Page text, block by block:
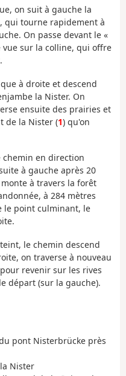
on suit à gauche la
qui tourne rapidement à
On passe devant le «
sur la colline, qui offre
à droite et descend
la Nister. On
ensuite des prairies et
de la Nister (1) qu'on
chemin en direction
à gauche après 20
à travers la forêt
à 284 mètres
le point culminant, le
le chemin descend
on traverse à nouveau
revenir sur les rives
départ (sur la gauche).
pont Nisterbrücke près
Nister